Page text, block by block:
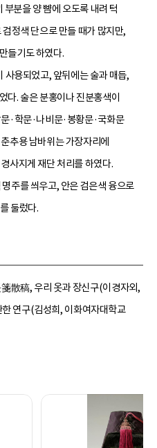
분을 양 뺨에 오도록 내려 턱
정색 단으로 만들 때가 많지만,
들기도 하였다.
사용되었고, 앞뒤에는 술과 매듭,
다. 술은 분홍이나 진분홍색이
·학문·나비문·봉황문·국화문
추용 남바위는 가장자리에
사지게 재단 처리를 하였다.
주를 씌우고, 안은 검은색 융으로
둘렀다.
散稿, 우리 옷과 장신구(이경자외,
연구(김성희, 이화여자대학교